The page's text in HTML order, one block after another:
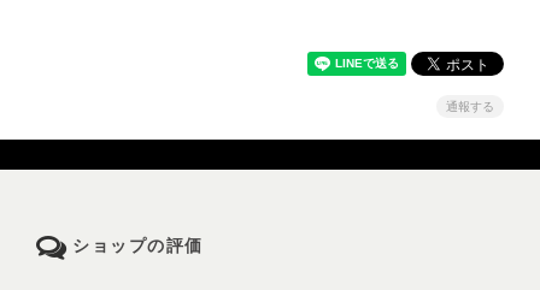
通報する
ショップの評価